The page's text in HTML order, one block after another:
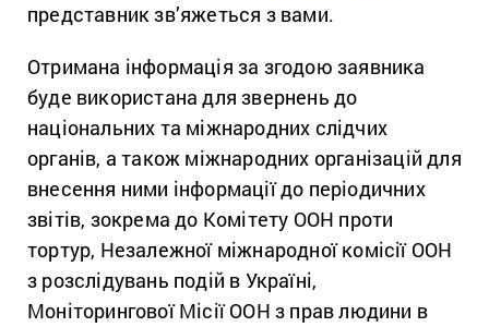
представник зв’яжеться з вами.
Отримана інформація за згодою заявника
буде використана для звернень до
національних та міжнародних слідчих
органів, а також міжнародних організацій для
внесення ними інформації до періодичних
звітів, зокрема до Комітету ООН проти
тортур, Незалежної міжнародної комісії ООН
з розслідувань подій в Україні,
Моніторингової Місії ООН з прав людини в